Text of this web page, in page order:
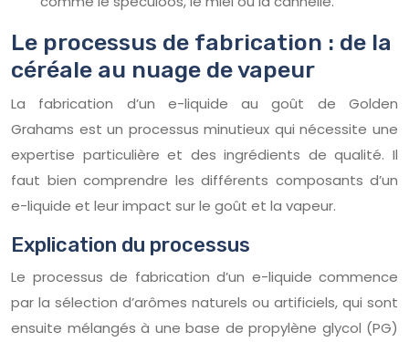
Le processus de fabrication : de la
céréale au nuage de vapeur
La fabrication d’un e-liquide au goût de Golden
Grahams est un processus minutieux qui nécessite une
expertise particulière et des ingrédients de qualité. Il
faut bien comprendre les différents composants d’un
e-liquide et leur impact sur le goût et la vapeur.
Explication du processus
Le processus de fabrication d’un e-liquide commence
par la sélection d’arômes naturels ou artificiels, qui sont
ensuite mélangés à une base de propylène glycol (PG)